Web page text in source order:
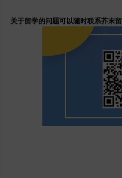
关于留学的问题可以随时联系芥末